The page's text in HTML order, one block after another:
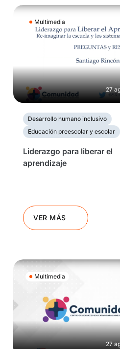
Multimedia
27
Desarrollo humano inclusivo
Educación preescolar y escolar
Liderazgo para liberar el
aprendizaje
VER MÁS
Multimedia
27